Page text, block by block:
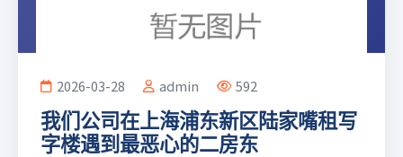
2026-03-28 admin 592
我们公司在上海浦东新区陆家嘴租写
字楼遇到最恶心的二房东